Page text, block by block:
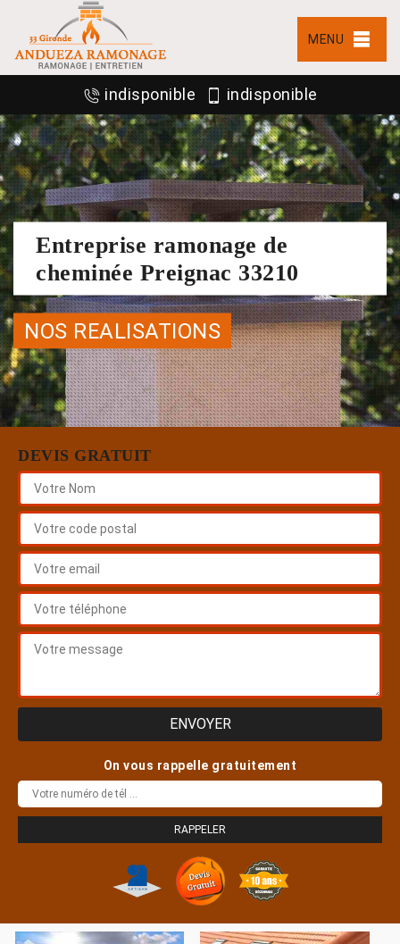
MENU
indisponible indisponible
Entreprise ramonage de
cheminée Preignac 33210
NOS REALISATIONS
DEVIS GRATUIT
On vous rappelle gratuitement